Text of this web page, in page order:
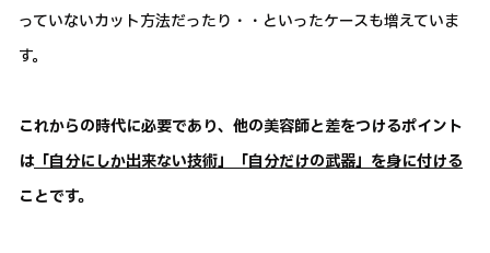
っていないカット方法だったり・・といったケースも増えていま
す。
これからの時代に必要であり、他の美容師と差をつけるポイント
は「自分にしか出来ない技術」「自分だけの武器」を身に付ける
ことです。